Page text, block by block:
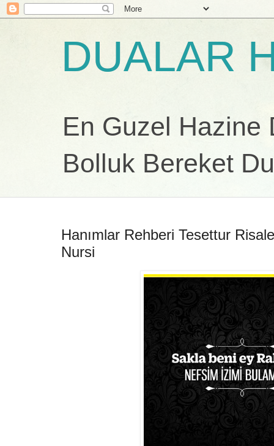
DUALAR
En Guzel Hazine
Bolluk Bereket
Hanımlar Rehberi Tesettur
Nursi